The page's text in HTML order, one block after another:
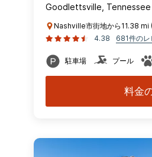
Goodlettsville,
Nashville市街地から11.38 mi
4.38
681件のレ
駐車場 プール
料金